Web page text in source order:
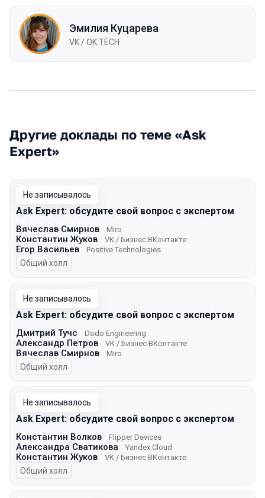
Эмилия Куцарева
VK / ОK.TECH
Другие доклады по теме «Ask
Expert»
Не записывалось
Ask Expert: обсудите свой вопрос с экспертом
Вячеслав Смирнов Miro
Константин Жуков VK / Бизнес ВКонтакте
Егор Васильев Positive Technologies
Общий холл
Не записывалось
Ask Expert: обсудите свой вопрос с экспертом
Дмитрий Тучс Dodo Engineering
Александр Петров VK / Бизнес ВКонтакте
Вячеслав Смирнов Miro
Общий холл
Не записывалось
Ask Expert: обсудите свой вопрос с экспертом
Константин Волков Flipper Devices
Александра Сватикова Yandex Cloud
Константин Жуков VK / Бизнес ВКонтакте
Общий холл